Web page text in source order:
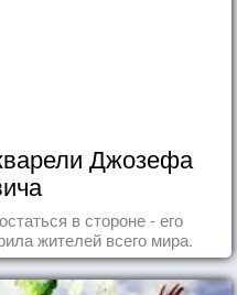
Джозефа
в стороне - его
жителей всего мира.